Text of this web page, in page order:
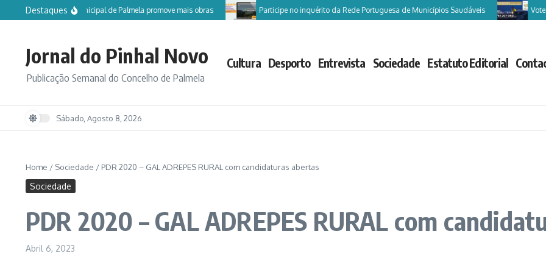
Ir para o conteúdo
Destaques
Câmara Municipal de Palmela promove mais obras Participe no inquérito da Rede Portuguesa de Municípios Saudáveis Vote
Jornal do Pinhal Novo
Publicação Semanal do Concelho de Palmela
Cultura Desporto Entrevista Sociedade Estatuto Editorial
Sábado, Agosto 8, 2026
Home / Sociedade / PDR 2020 – GAL ADREPES RURAL com candidaturas abertas
Sociedade
PDR 2020 – GAL ADREPES RURAL com
Abril 6, 2023